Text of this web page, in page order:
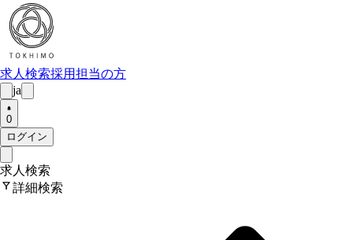
求人検索採用担当の方
ja
0
ログイン
求人検索
filter_alt詳細検索